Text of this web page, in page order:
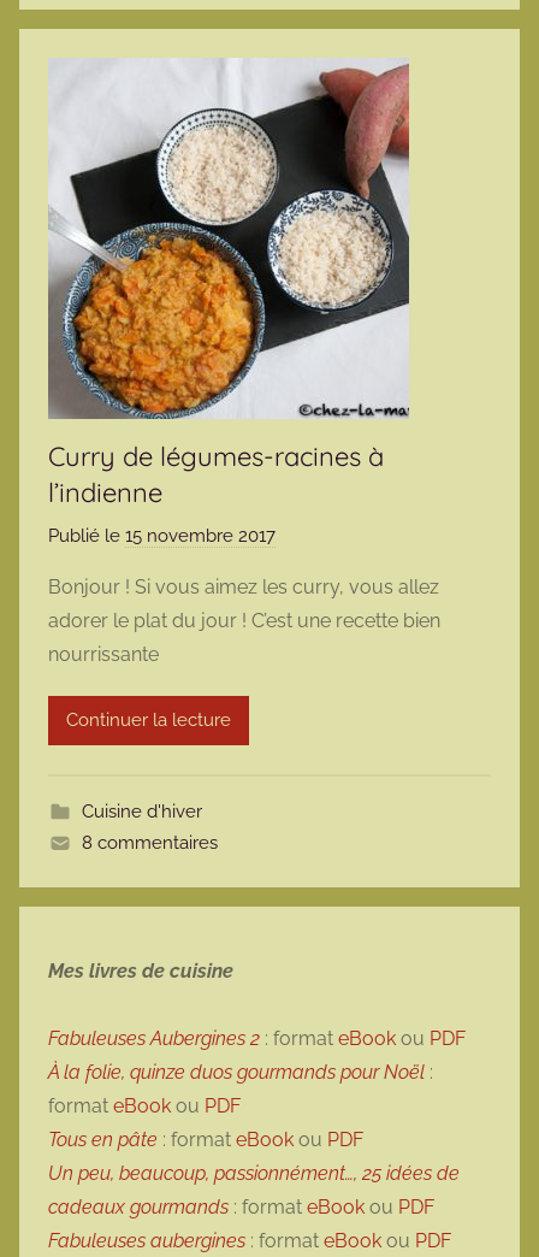
Curry de légumes-racines à
l’indienne
Publié le 15 novembre 2017
r
m
Bonjour ! Si vous aimez les curry, vous allez
adorer le plat du jour ! C’est une recette bien
nourrissante
Continuer la lecture
Cuisine d'hiver
8 commentaires
Mes livres de cuisine
Fabuleuses Aubergines 2 : format eBook ou PDF
À la folie, quinze duos gourmands pour Noël :
format eBook ou PDF
Tous en pâte : format eBook ou PDF
Un peu, beaucoup, passionnément…, 25 idées de
cadeaux gourmands : format eBook ou PDF
Fabuleuses aubergines : format eBook ou PDF